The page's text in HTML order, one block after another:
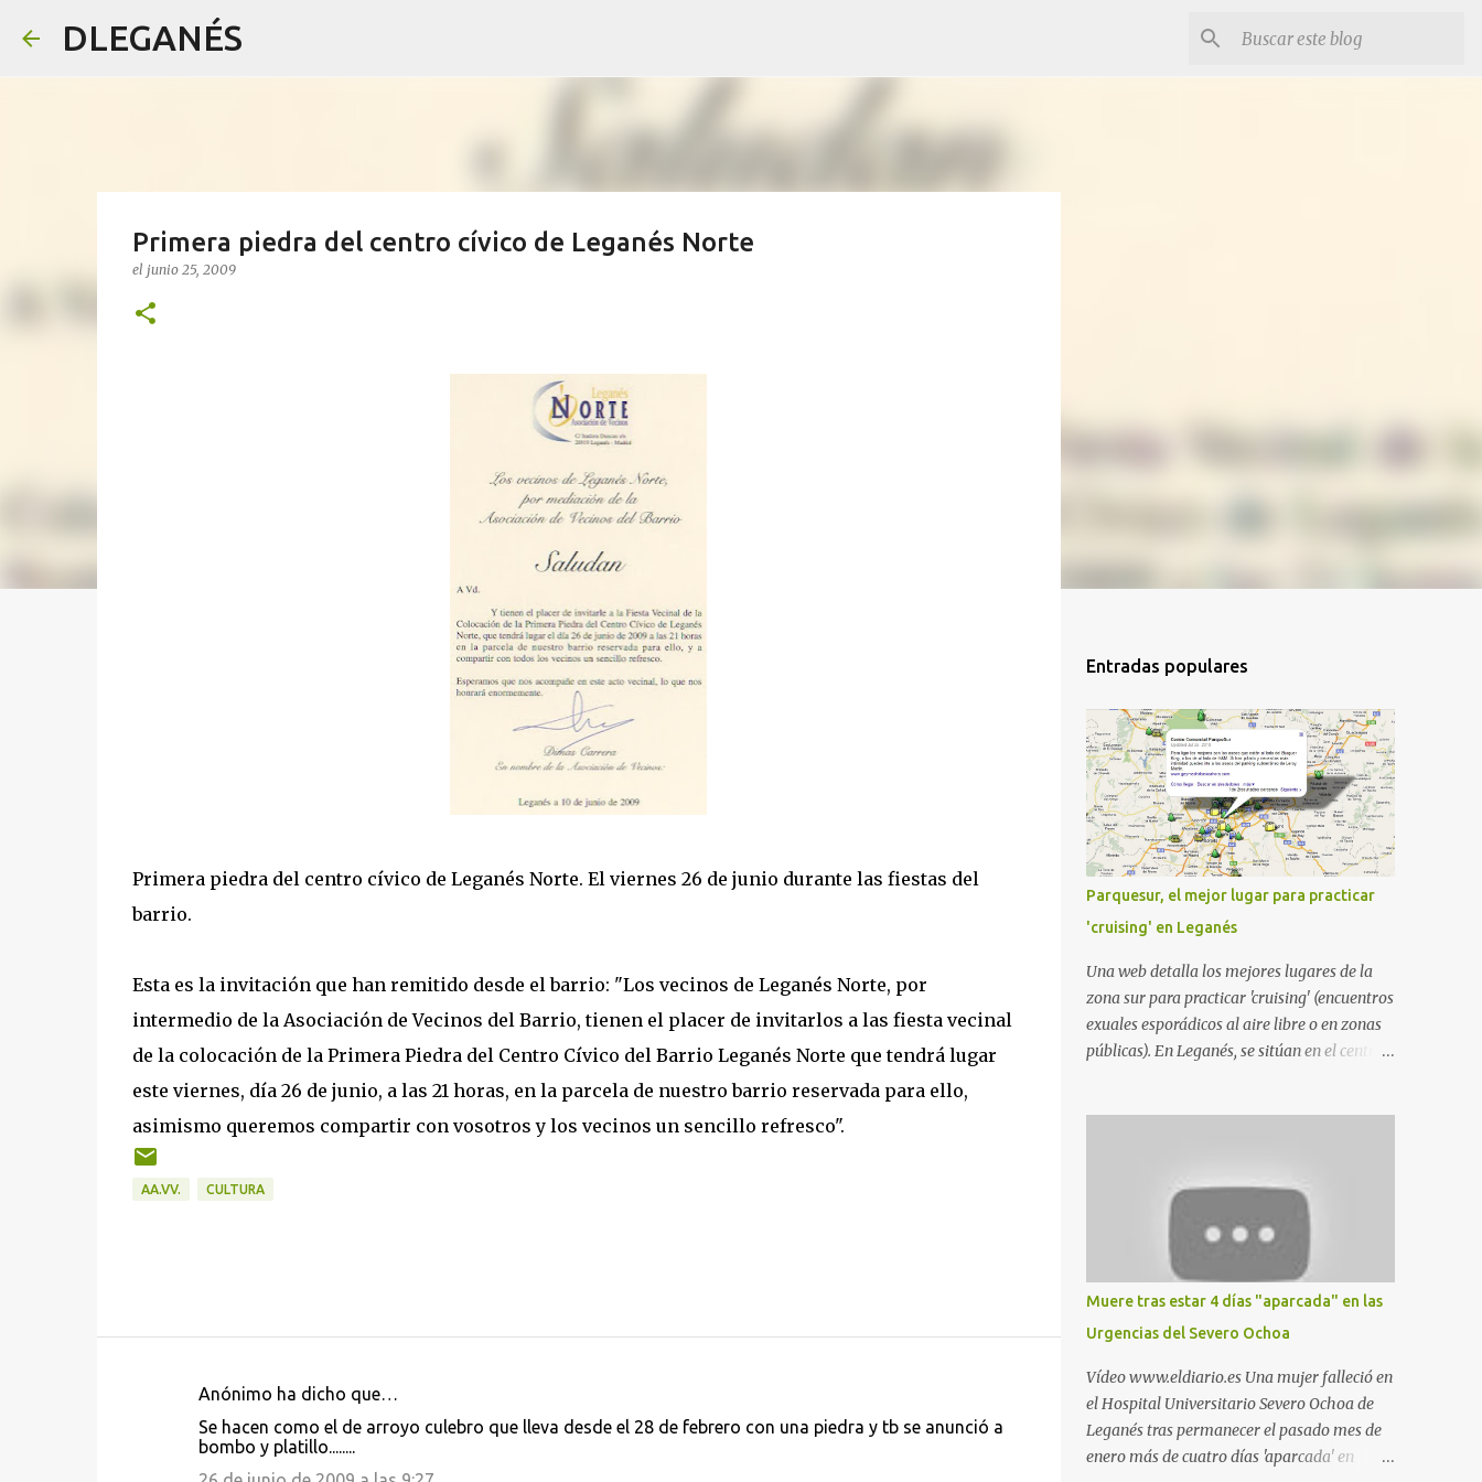
DLEGANÉS
Primera piedra del centro cívico de Leganés Norte
el junio 25, 2009
Primera piedra del centro cívico de Leganés Norte. El viernes 26 de junio durante las fiestas del
barrio.
Esta es la invitación que han remitido desde el barrio: "Los vecinos de Leganés Norte, por
intermedio de la Asociación de Vecinos del Barrio, tienen el placer de invitarlos a las fiesta vecinal
de la colocación de la Primera Piedra del Centro Cívico del Barrio Leganés Norte que tendrá lugar
este viernes, día 26 de junio, a las 21 horas, en la parcela de nuestro barrio reservada para ello,
asimismo queremos compartir con vosotros y los vecinos un sencillo refresco".
AA.VV. CULTURA
Anónimo ha dicho que…
Se hacen como el de arroyo culebro que lleva desde el 28 de febrero con una piedra y tb se anunció a
bombo y platillo........
Entradas populares
Parquesur, el mejor lugar para practicar
'cruising' en Leganés
Una web detalla los mejores lugares de la
zona sur para practicar 'cruising' (encuentros
exuales esporádicos al aire libre o en zonas
públicas). En Leganés, se sitúan en el centro
indica esta información recopilada por los
propios practicantes. 'Ante la crisis, disfrute' ,
señalan. "Cruising: Parquesur: para ligar
baños junto a Burger King o H&M. Y si has
pillado pareja ocacional, parking
subterráneo de Leroy Merlin. Otro espacio
para el 'cruising' es enfrente al tanatorio
(junto al estadio municipal de Butarque) y
caminos entre el estadio y Plaza Nueva. Otro
lugar: Escombrera de Polvoranca, entre
Leganés y Móstoles También en el parque de
Muere tras estar 4 días "aparcada" en las
Urgencias del Severo Ochoa
Vídeo www.eldiario.es Una mujer falleció en
el Hospital Universitario Severo Ochoa de
Leganés tras permanecer el pasado mes de
enero más de cuatro días 'aparcada' en